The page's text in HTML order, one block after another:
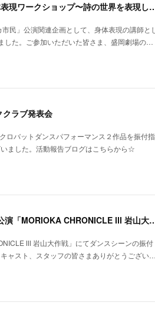
【身体表現指導】もりげき演劇アカデミー 「身体
民」公演関連企画として、身体表現の講師と
した。ご参加いただいた皆さま、盛岡劇場の…
クラブ発表会
ロバットダンスパフォーマンス２作品を振付指
ました。活動報告ブログはこちらから☆
【振付•指導】第10回盛岡劇場 劇団モリオカ市
Ⅲ 岩山大作戦」にてダンスシーンの振付
ャスト、スタッフの皆さまありがとうござい…